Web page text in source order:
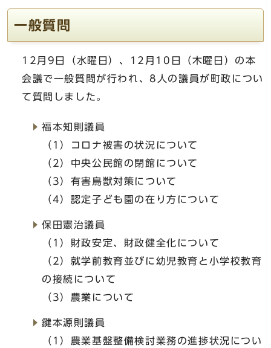
一般質問
12月9日（水曜日）、12月10日（木曜日）の本
会議で一般質問が行われ、8人の議員が町政につい
て質問しました。
福本知則議員
（1）コロナ被害の状況について
（2）中央公民館の閉館について
（3）有害鳥獣対策について
（4）認定子ども園の在り方について
保田憲治議員
（1）財政安定、財政健全化について
（2）就学前教育並びに幼児教育と小学校教育
の接続について
（3）農業について
鍵本源則議員
（1）農業基盤整備検討業務の進捗状況につい